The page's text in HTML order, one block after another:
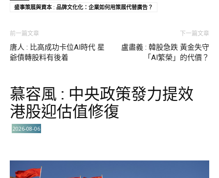
盛事策展與資本 : 品牌文化化：企業如何用策展代替廣告？
前一篇文章
唐人 : 比高成功卡位AI時代 星
爺債轉股料有後着
下一篇文章
盧盡義 : 韓股急跌 黃金失守
「AI繁榮」的代價？
慕容風 : 中央政策發力提效
港股迎估值修復
2026-08-06